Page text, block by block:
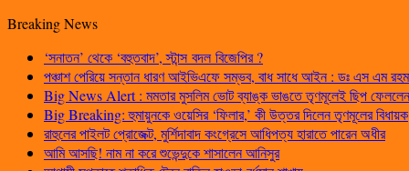
Breaking News
‘সনাতন’ থেকে ‘বহুতবাদ’, স্টান্স বদল বিজেপির ?
পঞ্চাশ পেরিয়ে সন্তান ধারণ আইভিএফে সম্ভব, বাধ সাধে আইন : ডঃ এস এম
Big News Alert : মমতার মুসলিম ভোট ব্যাঙ্ক ভাঙতে তৃণমূলেই ছিপ ফেললেন
Big Breaking: হুমায়ুনকে ওয়েসির ‘ফিলার,’ কী উত্তর দিলেন তৃণমূলের বিধায়ক
রাহুলের পাইলট প্রোজেক্ট, মুর্শিদাবাদ কংগ্রেসে আধিপত্য হারাতে পারেন অধীর
আমি আসছি! নাম না করে শুভেন্দুকে শাসালেন আনিসুর